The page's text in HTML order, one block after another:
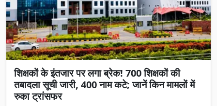
शिक्षकों के इंतजार पर लगा ब्रेक! 700 शिक्षकों की
तबादला सूची जारी, 400 नाम कटे; जानें किन मामलों में
रुका ट्रांसफर